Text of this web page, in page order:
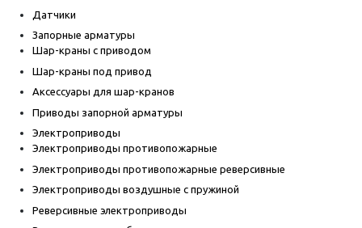
Датчики
Запорные арматуры
Шар-краны с приводом
Шар-краны под привод
Аксессуары для шар-кранов
Приводы запорной арматуры
Электроприводы
Электроприводы противопожарные
Электроприводы противопожарные реверсивные
Электроприводы воздушные с пружиной
Реверсивные электроприводы